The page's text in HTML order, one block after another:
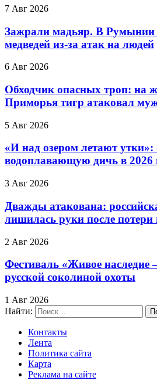
7 Авг 2026
Зажрали мадьяр. В Румынии
медведей из-за атак на людей
6 Авг 2026
Обходчик опасных троп: на
Приморья тигр атаковал
5 Авг 2026
«И над озером летают утки»:
водоплавающую дичь в 2026
3 Авг 2026
Дважды атакована:
лишилась руки после потери
2 Авг 2026
Фестиваль «Живое наследие
русской соколиной охоты
1 Авг 2026
Найти:
Контакты
Лента
Политика сайта
Карта
Реклама на сайте